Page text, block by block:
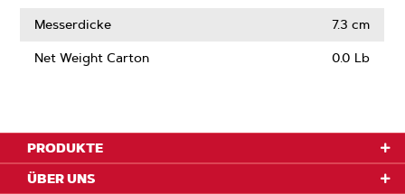
Messerdicke 7.3 cm
Net Weight Carton 0.0 Lb
PRODUKTE
ÜBER UNS